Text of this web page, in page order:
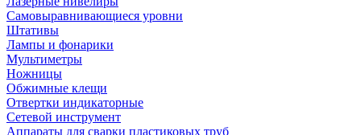
Самовыравнивающиеся уровни
Штативы
Лампы и фонарики
Мультиметры
Ножницы
Обжимные клещи
Отвертки индикаторные
Сетевой инструмент
Аппараты для сварки пластиковых труб